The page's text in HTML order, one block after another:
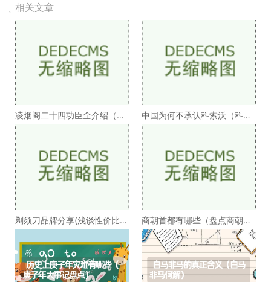
相关文章
凌烟阁二十四功臣全介绍（凌
烟阁二十四功臣排
中国为何不承认科索沃（科索
沃为何不被承认）
剃须刀品牌分享(浅谈性价比高
的剃须刀品牌）
商朝首都有哪些（盘点商朝的
十几个首都）